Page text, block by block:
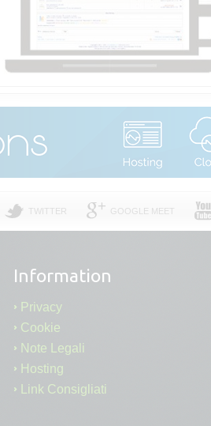
TWITTER GOOGLE MEET
Information
Privacy
Cookie
Note Legali
Hosting
Link Consigliati